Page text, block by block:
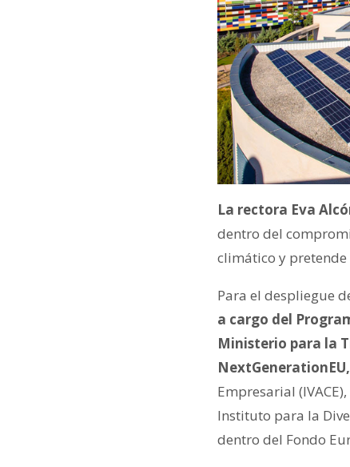
La rectora Eva
dentro del
climático y pretende
Para el despliegue
a cargo del
Ministerio para la
NextGenerationEU,
Empresarial
Instituto para la
dentro del Fondo